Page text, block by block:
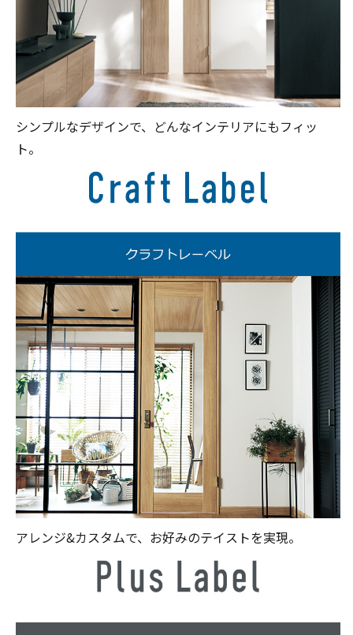
シンプルなデザインで、どんなインテリアにもフィッ
ト。
アレンジ&カスタムで、お好みのテイストを実現。